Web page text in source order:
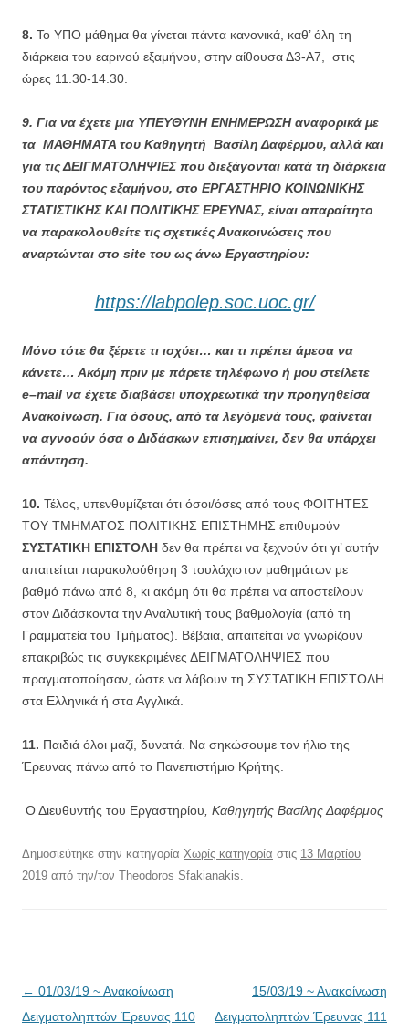
8. Το ΥΠΟ μάθημα θα γίνεται πάντα κανονικά, καθ’ όλη τη
διάρκεια του εαρινού εξαμήνου, στην αίθουσα Δ3-Α7, στις
ώρες 11.30-14.30.
9. Για να έχετε μια ΥΠΕΥΘΥΝΗ ΕΝΗΜΕΡΩΣΗ αναφορικά με
τα ΜΑΘΗΜΑΤΑ του Καθηγητή Βασίλη Δαφέρμου, αλλά και
για τις ΔΕΙΓΜΑΤΟΛΗΨΙΕΣ που διεξάγονται κατά τη διάρκεια
του παρόντος εξαμήνου, στο ΕΡΓΑΣΤΗΡΙΟ ΚΟΙΝΩΝΙΚΗΣ
ΣΤΑΤΙΣΤΙΚΗΣ ΚΑΙ ΠΟΛΙΤΙΚΗΣ ΕΡΕΥΝΑΣ, είναι απαραίτητο
να παρακολουθείτε τις σχετικές Ανακοινώσεις που
αναρτώνται στο site του ως άνω Εργαστηρίου:
https://labpolep.soc.uoc.gr/
Μόνο τότε θα ξέρετε τι ισχύει… και τι πρέπει άμεσα να
κάνετε… Ακόμη πριν με πάρετε τηλέφωνο ή μου στείλετε
e–mail να έχετε διαβάσει υποχρεωτικά την προηγηθείσα
Ανακοίνωση. Για όσους, από τα λεγόμενά τους, φαίνεται
να αγνοούν όσα ο Διδάσκων επισημαίνει, δεν θα υπάρχει
απάντηση.
10. Τέλος, υπενθυμίζεται ότι όσοι/όσες από τους ΦΟΙΤΗΤΕΣ
ΤΟΥ ΤΜΗΜΑΤΟΣ ΠΟΛΙΤΙΚΗΣ ΕΠΙΣΤΗΜΗΣ επιθυμούν
ΣΥΣΤΑΤΙΚΗ ΕΠΙΣΤΟΛΗ δεν θα πρέπει να ξεχνούν ότι γι’ αυτήν
απαιτείται παρακολούθηση 3 τουλάχιστον μαθημάτων με
βαθμό πάνω από 8, κι ακόμη ότι θα πρέπει να αποστείλουν
στον Διδάσκοντα την Αναλυτική τους βαθμολογία (από τη
Γραμματεία του Τμήματος). Βέβαια, απαιτείται να γνωρίζουν
επακριβώς τις συγκεκριμένες ΔΕΙΓΜΑΤΟΛΗΨΙΕΣ που
πραγματοποίησαν, ώστε να λάβουν τη ΣΥΣΤΑΤΙΚΗ ΕΠΙΣΤΟΛΗ
στα Ελληνικά ή στα Αγγλικά.
11. Παιδιά όλοι μαζί, δυνατά. Να σηκώσουμε τον ήλιο της
Έρευνας πάνω από το Πανεπιστήμιο Κρήτης.
Ο Διευθυντής του Εργαστηρίου, Καθηγητής Βασίλης Δαφέρμος
Δημοσιεύτηκε στην κατηγορία Χωρίς κατηγορία στις 13 Μαρτίου
2019 από την/τον Theodoros Sfakianakis.
Πλοήγηση
άρθρων
← 01/03/19 ~ Ανακοίνωση
Δειγματοληπτών Έρευνας 110
15/03/19 ~ Ανακοίνωση
Δειγματοληπτών Έρευνας 111